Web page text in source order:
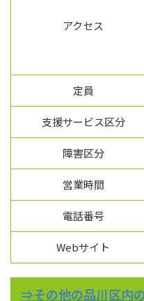
アクセス
定員
支援サービス区分
障害区分
営業時間
電話番号
Webサイト
⇒その他の品川区内